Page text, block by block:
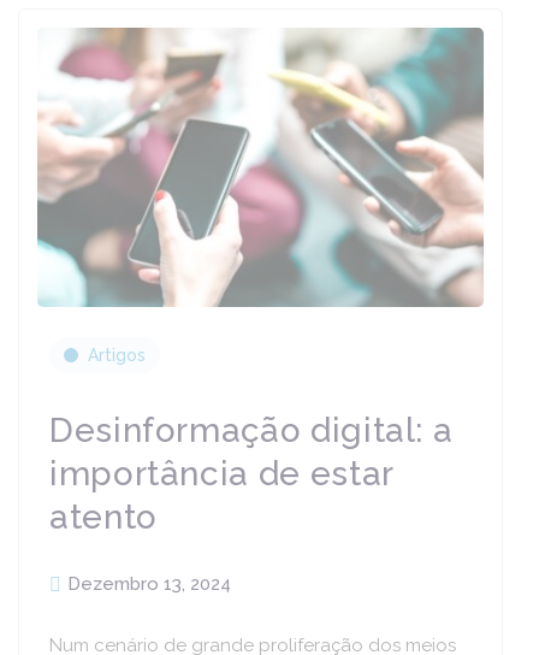
Artigos
Desinformação digital: a
importância de estar
atento
Dezembro 13, 2024
Num cenário de grande proliferação dos meios